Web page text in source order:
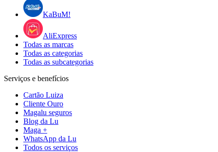
KaBuM!
AliExpress
Todas as marcas
Todas as categorias
Todas as subcategorias
Serviços e benefícios
Cartão Luiza
Cliente Ouro
Magalu seguros
Blog da Lu
Maga +
WhatsApp da Lu
Todos os serviços